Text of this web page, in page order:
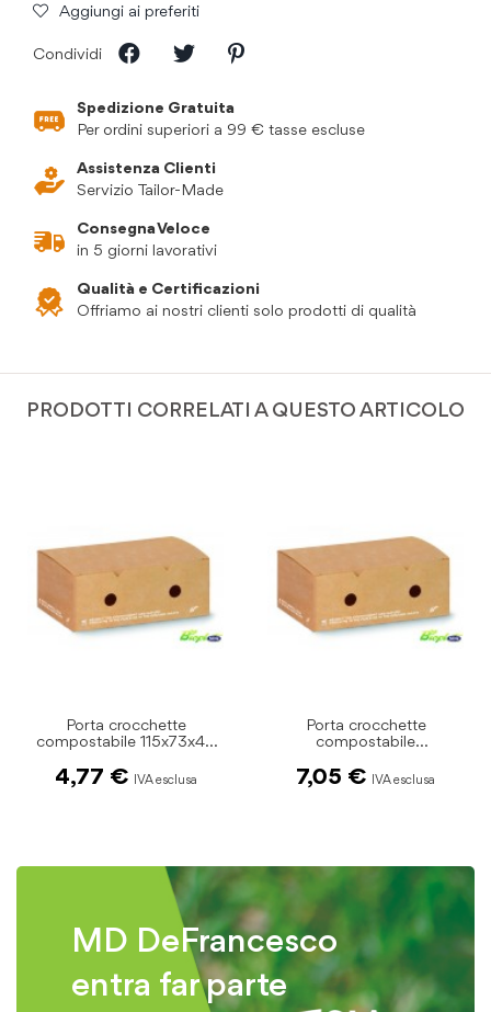
Aggiungi ai preferiti
Condividi
Spedizione Gratuita
Per ordini superiori a 99 € tasse escluse
Assistenza Clienti
Servizio Tailor-Made
Consegna Veloce
in 5 giorni lavorativi
Qualità e Certificazioni
Offriamo ai nostri clienti solo prodotti di qualità
PRODOTTI CORRELATI A QUESTO ARTICOLO
Porta crocchette
compostabile
7,05 €
Porta crocchette
compostabile
15,15 €
MD DeFrancesco
entra far parte